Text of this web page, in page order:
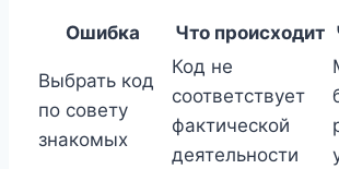
Ошибка Что происходит
Выбрать код
по совету
знакомых
Код не
соответствует
фактической
деятельности